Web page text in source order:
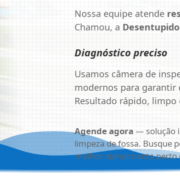
Nossa equipe atende
Chamou, a
Diagnóstico preciso
Usamos câmera de
modernos para garantir
Resultado rápido,
Agende agora — solução
limpeza de fossa. Busque
melhor atendimento perto